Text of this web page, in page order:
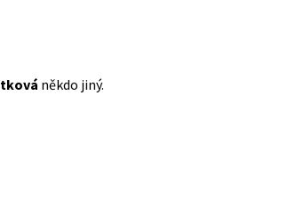
někdo jiný.